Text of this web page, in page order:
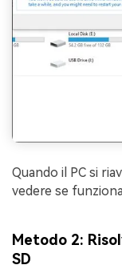
Quando il PC si
vedere se
Metodo 2:
SD